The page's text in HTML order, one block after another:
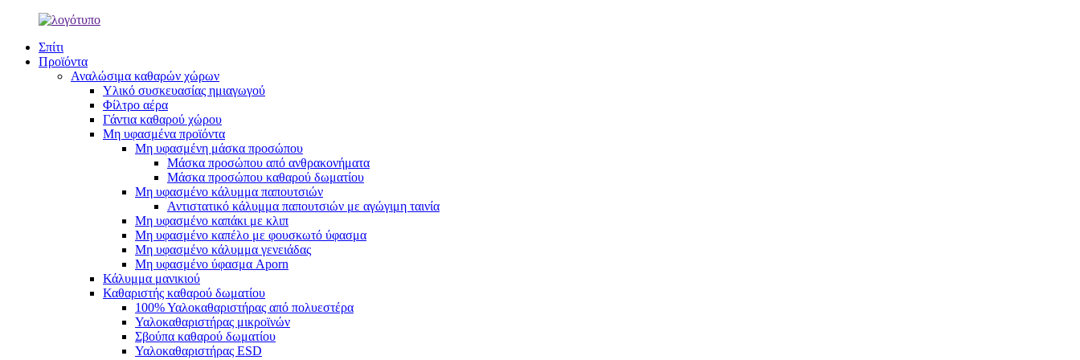
Σπίτι
Προϊόντα
Αναλώσιμα καθαρών χώρων
Υλικό συσκευασίας ημιαγωγού
Φίλτρο αέρα
Γάντια καθαρού χώρου
Μη υφασμένα προϊόντα
Μη υφασμένη μάσκα προσώπου
Μάσκα προσώπου από ανθρακονήματα
Μάσκα προσώπου καθαρού δωματίου
Μη υφασμένο κάλυμμα παπουτσιών
Αντιστατικό κάλυμμα παπουτσιών με αγώγιμη ταινία
Μη υφασμένο καπάκι με κλιπ
Μη υφασμένο καπέλο με φουσκωτό ύφασμα
Μη υφασμένο κάλυμμα γενειάδας
Μη υφασμένο ύφασμα Aporn
Κάλυμμα μανικιού
Καθαριστής καθαρού δωματίου
100% Υαλοκαθαριστήρας από πολυεστέρα
Υαλοκαθαριστήρας μικροϊνών
Σβούπα καθαρού δωματίου
Υαλοκαθαριστήρας ESD